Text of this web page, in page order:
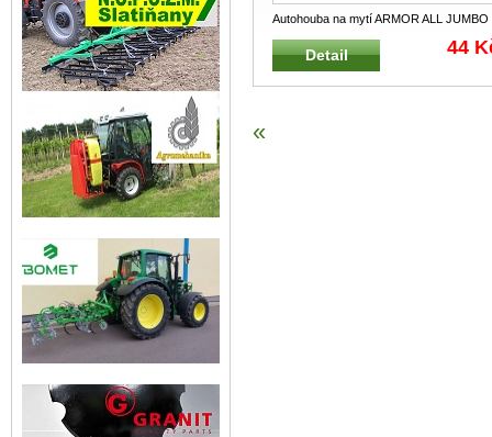
Autohouba na mytí ARMOR ALL JUMBO
SPONGE Univerzální mycí houba s vyn
Detail 44
«